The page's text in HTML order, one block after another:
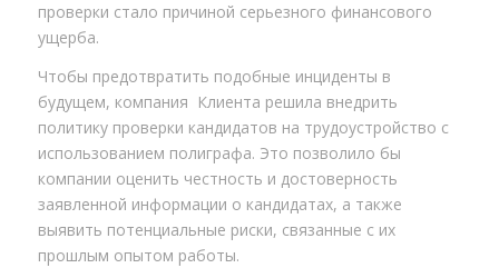
проверки стало причиной серьезного финансового
ущерба.
Чтобы предотвратить подобные инциденты в
будущем, компания Клиента решила внедрить
политику проверки кандидатов на трудоустройство с
использованием полиграфа. Это позволило бы
компании оценить честность и достоверность
заявленной информации о кандидатах, а также
выявить потенциальные риски, связанные с их
прошлым опытом работы.